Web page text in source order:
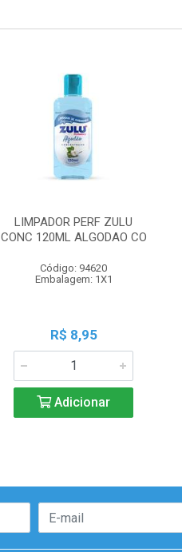
LIMPADOR PERF ZULU
CONC 120ML ALGODAO CO
Código: 94620
Embalagem: 1X1
R$ 8,95
Adicionar